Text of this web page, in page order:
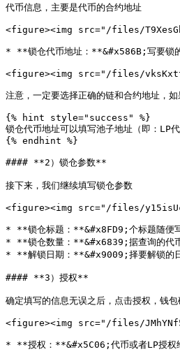
代币信息，主要是代币的合约地址
<figure><img src="/files/
* **锁仓代币地址：**&#x586B;写要锁的
<figure><img src="/files/
注意，一定要选择正确的链和合约地址，
{% hint style="success" %}
锁仓代币地址可以填写池子地址（即：
{% endhint %}
#### **2）锁仓参数**
接下来，我们继续填写锁仓参数
<figure><img src="/files/
* **锁仓标题：**&#x8FD9;个标题随便
* **锁仓数量：**&#x6839;据查询的代币
* **解锁日期：**&#x9009;择要解锁的日
#### **3）授权**
确定填写的信息无误之后，点击授权，钱
<figure><img src="/files/
* **授权：**&#x5C06;代币或者LP授权